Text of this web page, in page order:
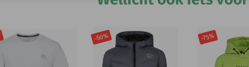
-50% -75%